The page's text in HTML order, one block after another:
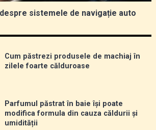
sistemele de navigație auto
Cum păstrezi produsele de machiaj în
zilele foarte călduroase
Parfumul păstrat în baie își poate
modifica formula din cauza căldurii și
umidității